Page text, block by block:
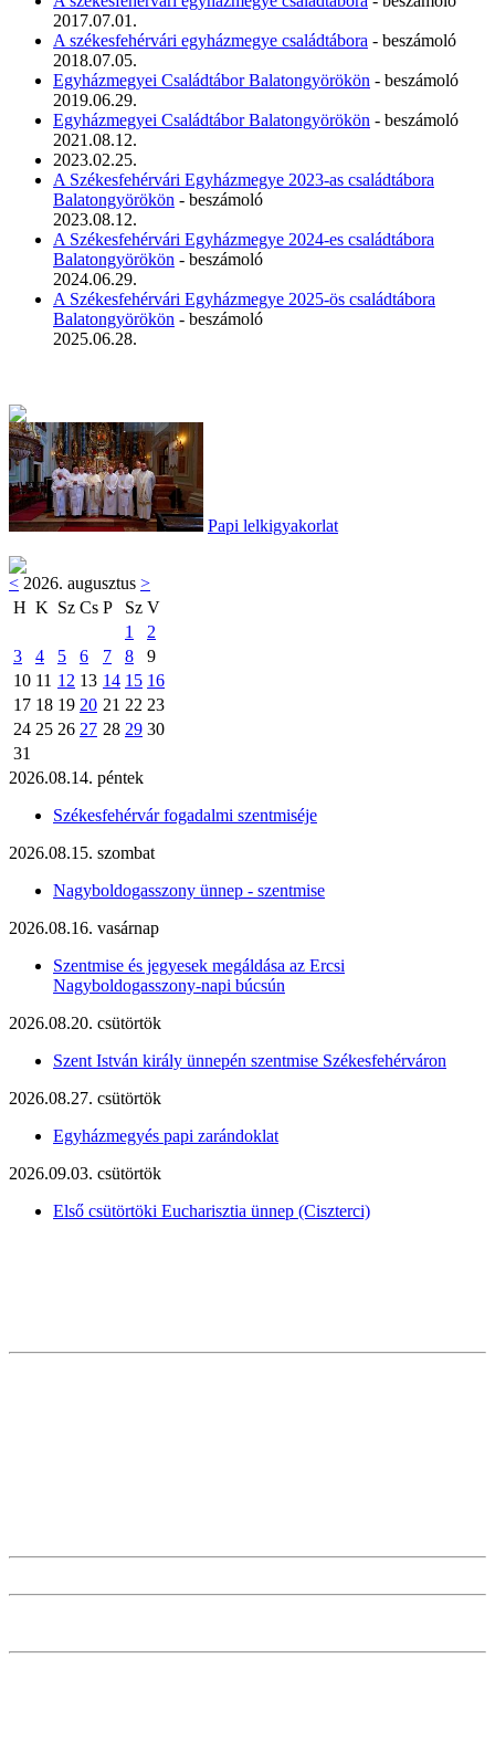
2017.07.01.
A székesfehérvári egyházmegye családtábora - beszámoló
2018.07.05.
Egyházmegyei Családtábor Balatongyörökön - beszámoló
2019.06.29.
Egyházmegyei Családtábor Balatongyörökön - beszámoló
2021.08.12.
2023.02.25.
A Székesfehérvári Egyházmegye 2023-as családtábora
Balatongyörökön - beszámoló
2023.08.12.
A Székesfehérvári Egyházmegye 2024-es családtábora
Balatongyörökön - beszámoló
2024.06.29.
A Székesfehérvári Egyházmegye 2025-ös családtábora
Balatongyörökön - beszámoló
2025.06.28.
Papi lelkigyakorlat
< 2026. augusztus >
H K Sz Cs P Sz V
1
2
3
4 5 6 7 8
9
10 11 12 13 14 15 16
17 18 19 20 21 22 23
24 25 26 27 28 29 30
31
2026.08.14. péntek
Székesfehérvár fogadalmi szentmiséje
2026.08.15. szombat
Nagyboldogasszony ünnep - szentmise
2026.08.16. vasárnap
Szentmise és jegyesek megáldása az Ercsi
Nagyboldogasszony-napi búcsún
2026.08.20. csütörtök
Szent István király ünnepén szentmise Székesfehérváron
2026.08.27. csütörtök
Egyházmegyés papi zarándoklat
2026.09.03. csütörtök
Első csütörtöki Eucharisztia ünnep (Ciszterci)